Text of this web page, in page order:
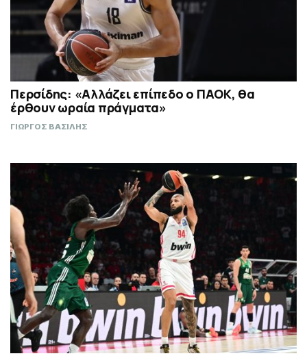
Περσίδης: «Αλλάζει επίπεδο ο ΠΑΟΚ, θα
έρθουν ωραία πράγματα»
ΓΙΩΡΓΟΣ ΒΑΣΙΛΗΣ